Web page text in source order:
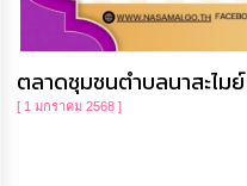
ตลาดชุมชนตำบลนาสะไมย์
[ 1 มกราคม 2568 ]